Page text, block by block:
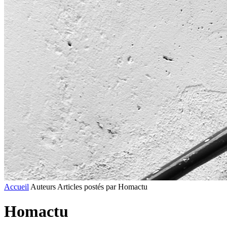
Accueil Auteurs Articles postés par Homactu
Homactu